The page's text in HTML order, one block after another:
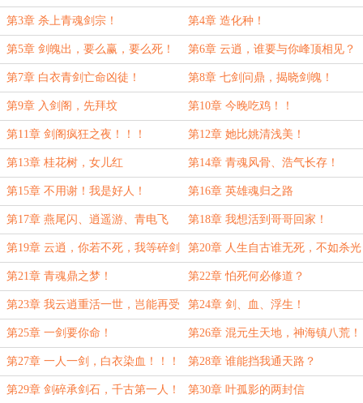
第3章 杀上青魂剑宗！ 第4章 造化种！
第5章 剑魄出，要么赢，要么死！ 第6章 云逍，谁要与你峰顶相见？
第7章 白衣青剑亡命凶徒！ 第8章 七剑问鼎，揭晓剑魄！
第9章 入剑阁，先拜坟 第10章 今晚吃鸡！！
第11章 剑阁疯狂之夜！！！ 第12章 她比姚清浅美！
第13章 桂花树，女儿红 第14章 青魂风骨、浩气长存！
第15章 不用谢！我是好人！ 第16章 英雄魂归之路
第17章 燕尾闪、逍遥游、青电飞
鹤！
第18章 我想活到哥哥回家！
第19章 云逍，你若不死，我等碎剑
自刎！
第20章 人生自古谁无死，不如杀光
你弟子！
第21章 青魂鼎之梦！ 第22章 怕死何必修道？
第23章 我云逍重活一世，岂能再受
半分鸟气
第24章 剑、血、浮生！
第25章 一剑要你命！ 第26章 混元生天地，神海镇八荒！
第27章 一人一剑，白衣染血！！！ 第28章 谁能挡我通天路？
第29章 剑碎承剑石，千古第一人！ 第30章 叶孤影的两封信